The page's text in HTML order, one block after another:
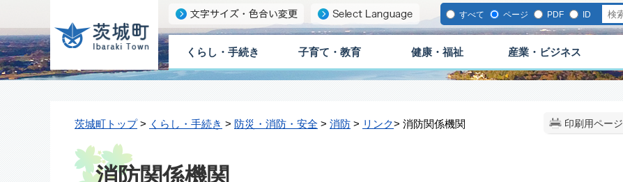
すべて ページ PDF ID
くらし・手続き 子育て・教育 健康・福祉 産業・ビジネス
印刷用ページ
茨城町トップ> くらし・手続き > 防災・消防・安全 > 消防 > リンク> 消防関係機関
消防関係機関